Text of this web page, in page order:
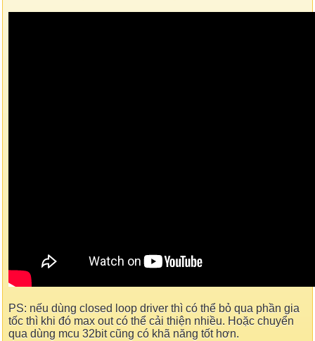
PS: nếu dùng closed loop driver thì có thể bỏ qua phần gia
tốc thì khi đó max out có thể cải thiện nhiều. Hoặc chuyển
qua dùng mcu 32bit cũng có khã năng tốt hơn.